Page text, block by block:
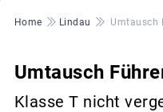
Pfadnavigation
Home Lindau Umtausch
Umtausch
Klasse T nicht